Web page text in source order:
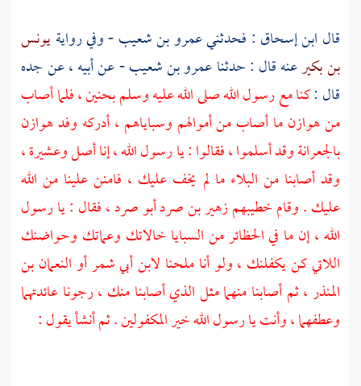
قال ابن إسحاق : فحدثنيعمرو بن شعيب- وفي روايةيونس
بن بكيرعنه قال : حدثناعمرو بن شعيب- عن أبيه ، عن جده
قال :كنا مع رسول الله صلى الله عليه وسلم بحنين ، فلما أصاب
منهوازنما أصاب من أموالهم وسباياهم ، أدركه وفدهوازن
بالجعرانة وقد أسلموا ، فقالوا : يا رسول الله ، إنا أصل وعشيرة ،
وقد أصابنا من البلاء ما لم يخف عليك ، فامنن علينا من الله
عليك . وقام خطيبهم زهير بن صرد أبو صرد ، فقال : يا رسول
الله ، إن ما في الحظائر من السبايا خالاتك وعماتك وحواضنك
اللاتي كن يكفلنك ، ولو أنا ملحنا لابن أبي شمر أو النعمان بن
المنذر ، ثم أصابنا منهما مثل الذي أصابنا منك ، رجونا عائدتهما
وعطفهما ، وأنت يا رسول الله خير المكفولين . ثم أنشأ يقول :